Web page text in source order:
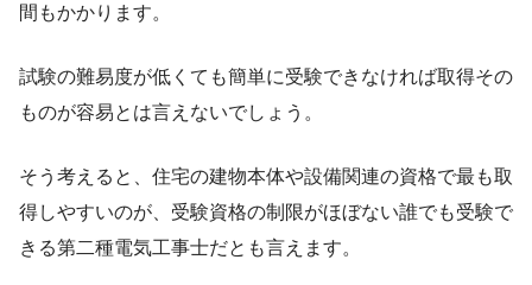
間もかかります。
試験の難易度が低くても簡単に受験できなければ取得その
ものが容易とは言えないでしょう。
そう考えると、住宅の建物本体や設備関連の資格で最も取
得しやすいのが、受験資格の制限がほぼない誰でも受験で
きる第二種電気工事士だとも言えます。